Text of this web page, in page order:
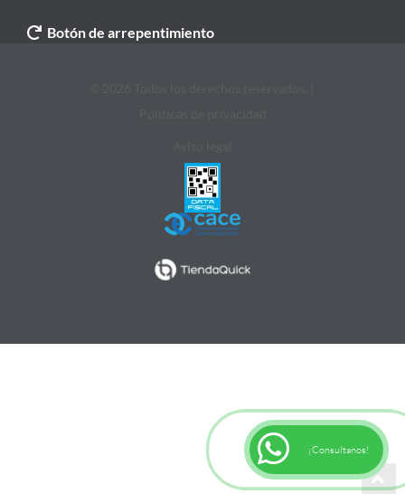
Botón de arrepentimiento
¡Consultanos!